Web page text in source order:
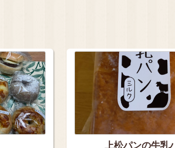
上松パンの牛乳